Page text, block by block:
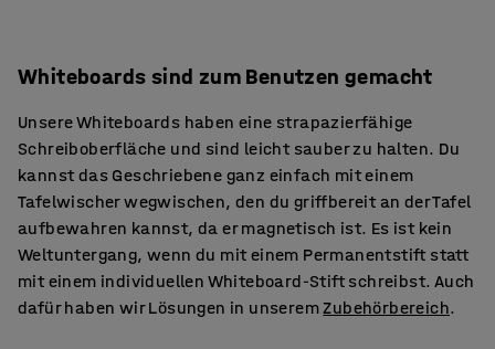
Whiteboards sind zum Benutzen gemacht
Unsere Whiteboards haben eine strapazierfähige
Schreiboberfläche und sind leicht sauber zu halten. Du
kannst das Geschriebene ganz einfach mit einem
Tafelwischer wegwischen, den du griffbereit an der Tafel
aufbewahren kannst, da er magnetisch ist. Es ist kein
Weltuntergang, wenn du mit einem Permanentstift statt
mit einem individuellen Whiteboard-Stift schreibst. Auch
dafür haben wir Lösungen in unseremZubehörbereich.